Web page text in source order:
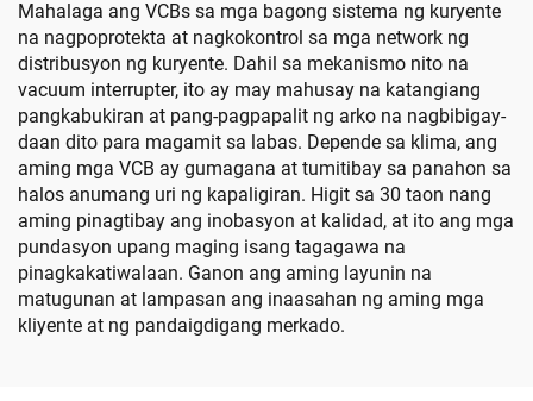
Mahalaga ang VCBs sa mga bagong sistema ng kuryente
na nagpoprotekta at nagkokontrol sa mga network ng
distribusyon ng kuryente. Dahil sa mekanismo nito na
vacuum interrupter, ito ay may mahusay na katangiang
pangkabukiran at pang-pagpapalit ng arko na nagbibigay-
daan dito para magamit sa labas. Depende sa klima, ang
aming mga VCB ay gumagana at tumitibay sa panahon sa
halos anumang uri ng kapaligiran. Higit sa 30 taon nang
aming pinagtibay ang inobasyon at kalidad, at ito ang mga
pundasyon upang maging isang tagagawa na
pinagkakatiwalaan. Ganon ang aming layunin na
matugunan at lampasan ang inaasahan ng aming mga
kliyente at ng pandaigdigang merkado.